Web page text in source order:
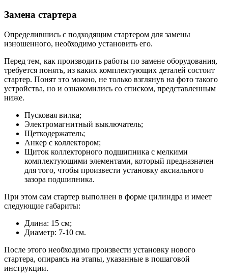
Замена стартера
Определившись с подходящим стартером для замены
изношенного, необходимо установить его.
Перед тем, как производить работы по замене оборудования,
требуется понять, из каких комплектующих деталей состоит
стартер. Понят это можно, не только взглянув на фото такого
устройства, но и ознакомились со списком, представленным
ниже.
Пусковая вилка;
Электромагнитный выключатель;
Щеткодержатель;
Анкер с коллектором;
Щиток коллекторного подшипника с мелкими
комплектующими элементами, который предназначен
для того, чтобы произвести установку аксиального
зазора подшипника.
При этом сам стартер выполнен в форме цилиндра и имеет
следующие габариты:
Длина: 15 см;
Диаметр: 7-10 см.
После этого необходимо произвести установку нового
стартера, опираясь на этапы, указанные в пошаговой
инструкции.